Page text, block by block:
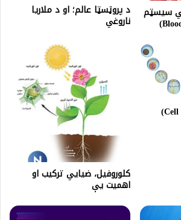
سيسټم د پروټسټا عالم؛ او د ملاریا
ناروغي
کلوروفیل، ضیایي ترکیب او
اهمیت یې